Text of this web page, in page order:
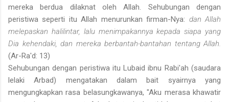
mereka berdua dilaknat oleh Allah. Sehubungan dengan
peristiwa seperti itu Allah menurunkan firman-Nya: dan Allah
melepaskan halilintar, lalu menimpakannya kepada siapa yang
Dia kehendaki, dan mereka berbantah-bantahan tentang Allah.
(Ar-Ra'd: 13)
Sehubungan dengan peristiwa itu Lubaid ibnu Rabi'ah (saudara
lelaki Arbad) mengatakan dalam bait syairnya yang
mengungkapkan rasa belasungkawanya, "Aku merasa khawatir